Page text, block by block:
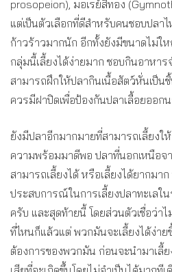
prosopeion), มอเรย์สีทอง
แต่เป็นตัวเลือกที่ดีสำหรับคนชอบปลา
ก้าวร้าวมากนัก อีกทั้งยังมีขนาดไม่ใ
กลุ่มนี้เลี้ยงได้ง่ายมาก ชอบกินอาหา
สามารถฝึกให้ปลากินเนื้อสัตว์หั่นเป็น
ควรมีฝาปิดเพื่อป้องกันปลาเลื้อยออก
ยังมีปลาอีกมากมายที่สามารถเลี้ยงใ
ความพร้อมมาดีพอ ปลาที่นอกเหนือจ
สามารถเลี้ยงได้ หรือเลี้ยงได้ยากมา
ประสบการณ์ในการเลี้ยงปลาทะเลใ
ครับ และสุดท้ายนี้ โดยส่วนตัวเชื่อว่าไ
ที่ไหนก็แล้วแต่ พวกมันจะเลี้ยงได้ง่า
ต้องการของพวกมัน ก่อนจะนำมาเลี้